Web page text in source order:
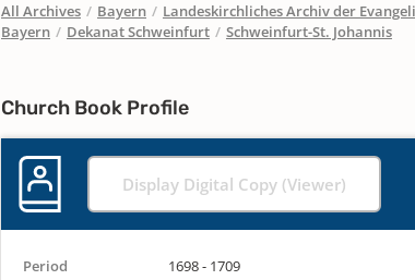
All Archives / Bayern / Landeskirchliches Archiv der
Bayern / Dekanat Schweinfurt / Schweinfurt-St. Johannis
Church Book Profile
Display Digital Copy (Viewer)
Period
1698 - 1709